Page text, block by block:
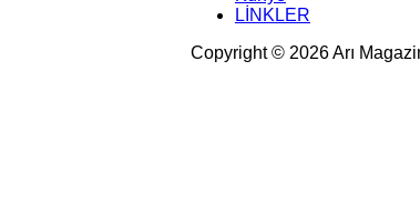
LİNKLER
Copyright © 2026 Arı